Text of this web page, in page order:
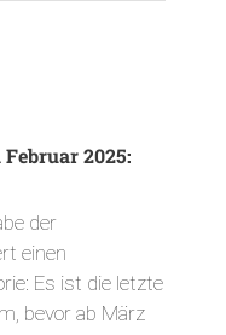
2025:
der
einen
Es ist die letzte
bevor ab März